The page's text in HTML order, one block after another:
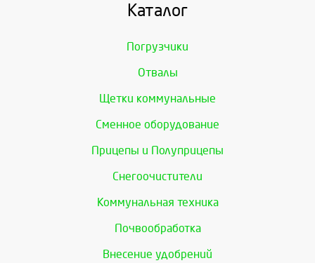
Каталог
Погрузчики
Отвалы
Щетки коммунальные
Сменное оборудование
Прицепы и Полуприцепы
Снегоочистители
Коммунальная техника
Почвообработка
Внесение удобрений